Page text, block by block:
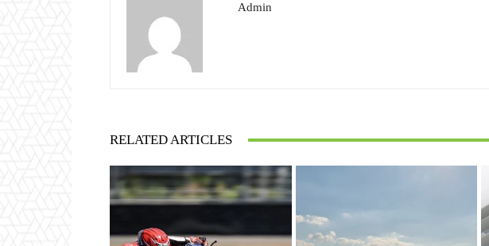
Admin
RELATED ARTICLES